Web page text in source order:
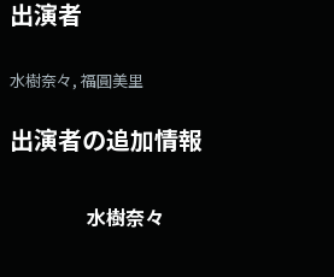
出演者
水樹奈々, 福圓美里
出演者の追加情報
水樹奈々